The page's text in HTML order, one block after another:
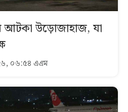
আটকা উড়োজাহাজ, যা
০৬:৫৪ এএম